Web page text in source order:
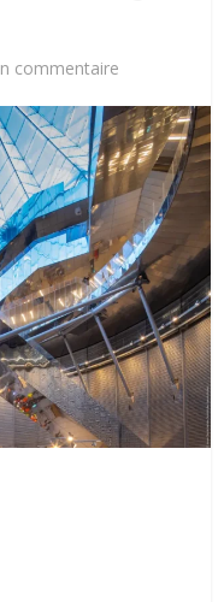
commentaire